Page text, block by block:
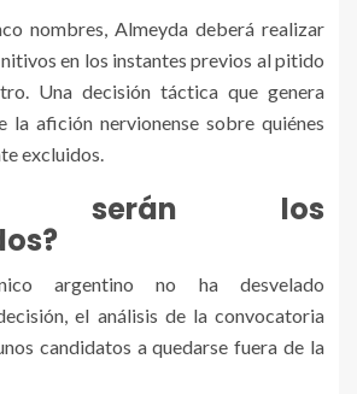
nombres, Almeyda deberá realizar
en los instantes previos al pitido
Una decisión táctica que genera
la afición nervionense sobre quiénes
excluidos.
serán los
argentino no ha desvelado
el análisis de la convocatoria
candidatos a quedarse fuera de la